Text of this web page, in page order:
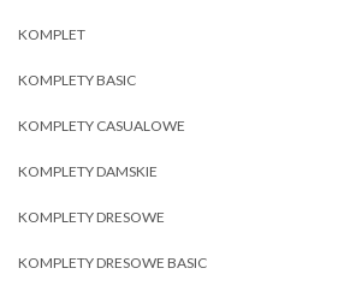
KOMPLET
KOMPLETY BASIC
KOMPLETY CASUALOWE
KOMPLETY DAMSKIE
KOMPLETY DRESOWE
KOMPLETY DRESOWE BASIC